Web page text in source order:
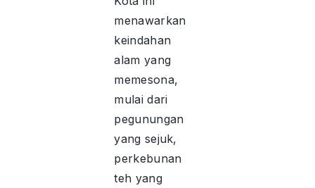
menawarkan
keindahan
alam yang
memesona,
mulai dari
pegunungan
yang sejuk,
perkebunan
teh yang